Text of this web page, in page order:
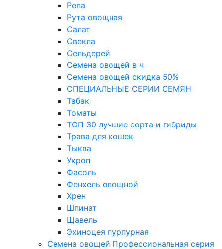
Репа
Рута овощная
Салат
Свекла
Сельдерей
Семена овощей в ч
Семена овощей скидка 50%
СПЕЦИАЛЬНЫЕ СЕРИИ СЕМЯН
Табак
Томаты
ТОП 30 лучшие сорта и гибриды
Трава для кошек
Тыква
Укроп
Фасоль
Фенхель овощной
Хрен
Шпинат
Щавель
Эхиноцея пурпурная
Семена овощей Профессиональная серия